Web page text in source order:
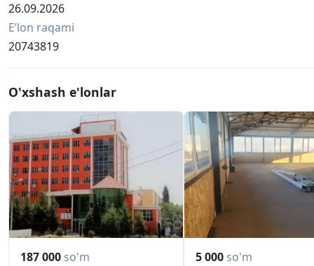
26.09.2026
Eʼlon raqami
20743819
O'xshash e'lonlar
187 000 so'm
5 000 so'm